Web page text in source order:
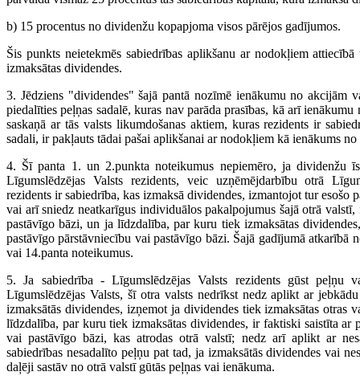
b) 15 procentus no dividenžu kopapjoma visos pārējos gadījumos.
Šis punkts neietekmēs sabiedrības aplikšanu ar nodokļiem
izmaksātas dividendes.
3. Jēdziens "dividendes" šajā pantā nozīmē ienākumu no akcijām
piedalīties peļņas sadalē, kuras nav parāda prasības, kā arī
saskaņā ar tās valsts likumdošanas aktiem, kuras rezidents ir
sadali, ir pakļauts tādai pašai aplikšanai ar nodokļiem kā ienākums
4. Šī panta 1. un 2.punkta noteikumus nepiemēro, ja dividenžu
Līgumslēdzējas Valsts rezidents, veic uzņēmējdarbību otrā
rezidents ir sabiedrība, kas izmaksā dividendes, izmantojot tur esošo
vai arī sniedz neatkarīgus individuālos pakalpojumus šajā otrā
pastāvīgo bāzi, un ja līdzdalība, par kuru tiek izmaksātas
pastāvīgo pārstāvniecību vai pastāvīgo bāzi. Šajā gadījumā atkarībā
vai 14.panta noteikumus.
5. Ja sabiedrība - Līgumslēdzējas Valsts rezidents gūst peļņu
Līgumslēdzējas Valsts, šī otra valsts nedrīkst nedz aplikt ar
izmaksātās dividendes, izņemot ja dividendes tiek izmaksātas otras
līdzdalība, par kuru tiek izmaksātas dividendes, ir faktiski saistīta ar
vai pastāvīgo bāzi, kas atrodas otrā valstī; nedz arī aplikt ar
sabiedrības nesadalīto peļņu pat tad, ja izmaksātās dividendes vai
daļēji sastāv no otrā valstī gūtās peļņas vai ienākuma.